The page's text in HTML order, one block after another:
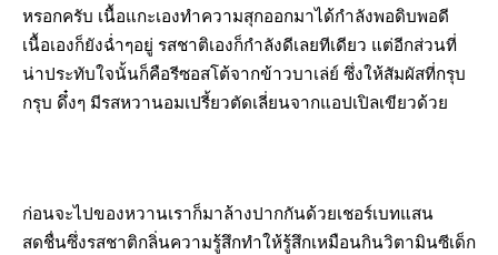
หรอกครับ เนื้อแกะเองทำความสุกออกมาได้กำลังพอดิบพอดี
เนื้อเองก็ยังฉ่ำๆอยู่ รสชาติเองก็กำลังดีเลยทีเดียว แต่อีกส่วนที่
น่าประทับใจนั้นก็คือรีซอสโต้จากข้าวบาเล่ย์ ซึ่งให้สัมผัสที่กรุบ
กรุบ ดึ๋งๆ มีรสหวานอมเปรี้ยวตัดเลี่ยนจากแอปเปิลเขียวด้วย
ก่อนจะไปของหวานเราก็มาล้างปากกันด้วยเชอร์เบทแสน
สดชื่นซึ่งรสชาติกลิ่นความรู้สึกทำให้รู้สึกเหมือนกินวิตามินซีเด็ก